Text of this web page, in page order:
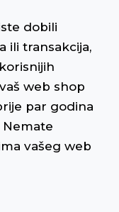
dobili
ili transakcija,
web shop
par godina
Nemate
vašeg web